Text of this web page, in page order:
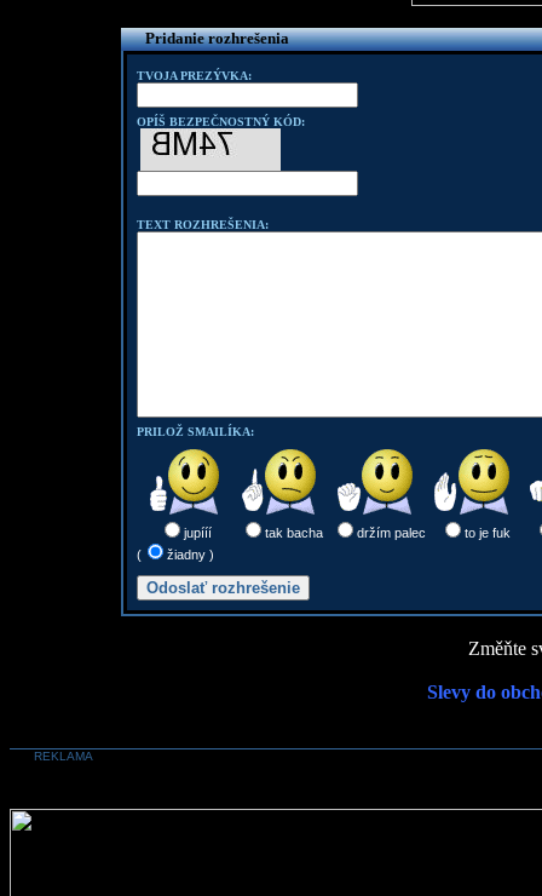
Pridanie rozhrešenia
TVOJA PREZÝVKA:
OPÍŠ BEZPEČNOSTNÝ KÓD:
TEXT ROZHREŠENIA:
PRILOŽ SMAILÍKA:
jupííí tak bacha držím palec
to je fuk
(
žiadny )
Změňte
Slevy do
REKLAMA